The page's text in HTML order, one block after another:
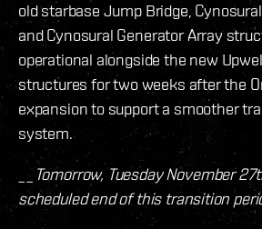
old starbase Jump Bridge,
and Cynosural Generator Array
operational alongside the new
structures for two weeks after the
expansion to support a smoother
system.
__Tomorrow, Tuesday November
scheduled end of this transition